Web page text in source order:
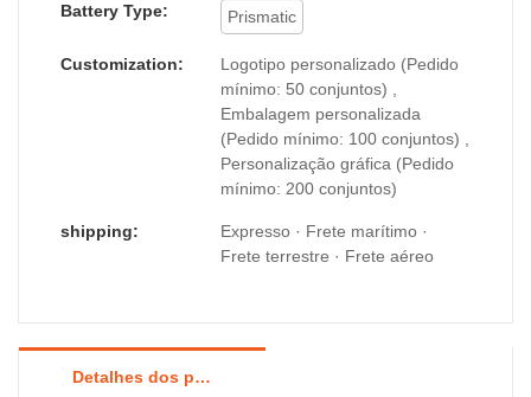
Battery Type: Prismatic
Customization:
Logotipo personalizado (Pedido
mínimo: 50 conjuntos) ,
Embalagem personalizada
(Pedido mínimo: 100 conjuntos) ,
Personalização gráfica (Pedido
mínimo: 200 conjuntos)
shipping:
Expresso · Frete marítimo ·
Frete terrestre · Frete aéreo
Detalhes dos produtos